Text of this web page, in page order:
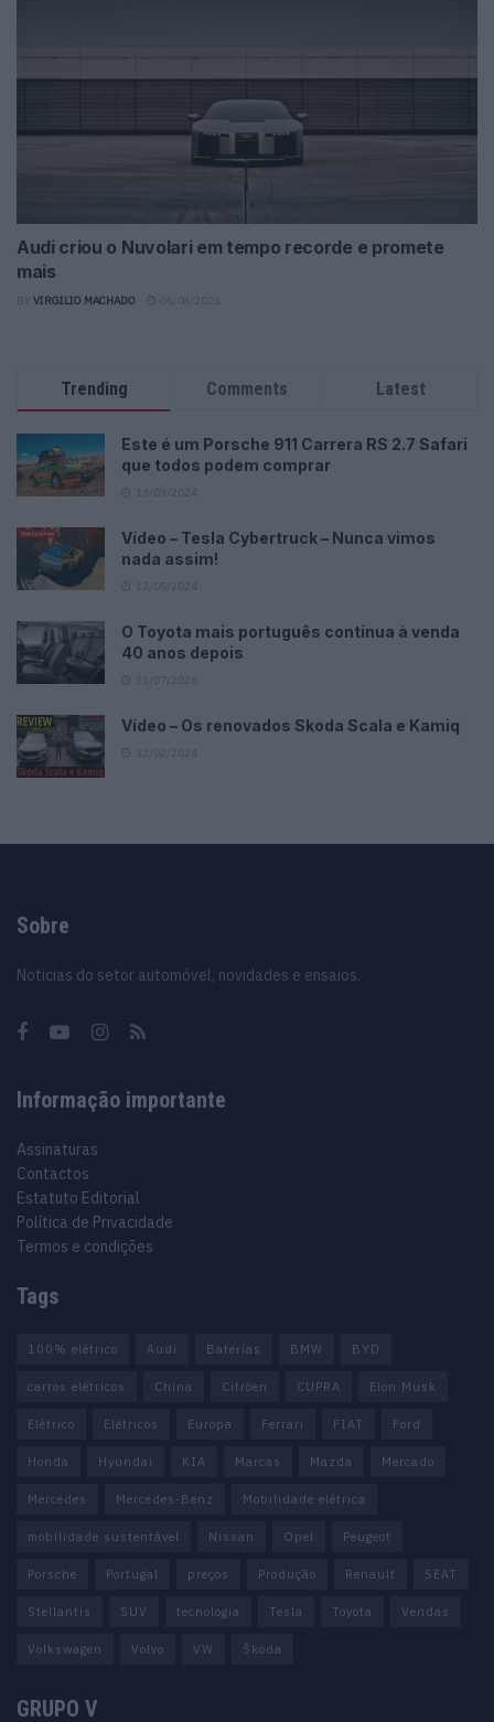
Audi criou o Nuvolari em tempo recorde e promete
mais
VIRGILIO MACHADO
Trending Comments Latest
Este é um Porsche 911 Carrera RS 2.7 Safari
que todos podem comprar
Vídeo – Tesla Cybertruck – Nunca vimos
nada assim!
O Toyota mais português continua à venda
40 anos depois
Vídeo – Os renovados Skoda Scala e Kamiq
Sobre
Noticias do setor automóvel, novidades e ensaios.
Informação importante
Assinaturas
Contactos
Estatuto Editorial
Política de Privacidade
Termos e condições
Tags
100% elétrico Audi Baterias BMW BYD
carros elétricos China Citröen CUPRA Elon Musk
Elétrico Elétricos Europa Ferrari FIAT Ford
Honda Hyundai KIA Marcas Mazda Mercado
Mercedes Mercedes-Benz Mobilidade elétrica
mobilidade sustentável Nissan Opel Peugeot
Porsche Portugal preços Produção Renault SEAT
Stellantis SUV tecnologia Tesla Toyota Vendas
Volkswagen Volvo VW Škoda
GRUPO V